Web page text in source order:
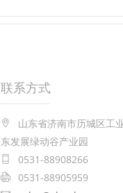
联系方式
山东省济南市历城区工
东发展绿动谷产业园
0531-88908266
0531-88905959